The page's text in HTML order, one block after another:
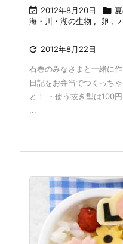
 2012年8月20日 
海・川・湖の生物 , 卵 ,
 2012年8月22日
石巻のみなさまと一緒に
日記をお弁当でつくっち
と！ ・使う抜き型は100
...